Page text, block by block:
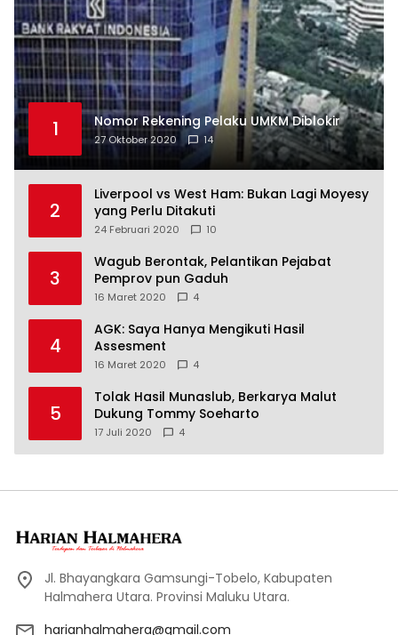
1 Nomor Rekening Pelaku UMKM Diblokir
27 Oktober 2020 14
2
Liverpool vs West Ham: Bukan Lagi Moyesy
yang Perlu Ditakuti
24 Februari 2020 10
3
Wagub Berontak, Pelantikan Pejabat
Pemprov pun Gaduh
16 Maret 2020 4
4
AGK: Saya Hanya Mengikuti Hasil
Assesment
16 Maret 2020 4
5
Tolak Hasil Munaslub, Berkarya Malut
Dukung Tommy Soeharto
17 Juli 2020 4
Jl. Bhayangkara Gamsungi-Tobelo, Kabupaten
Halmahera Utara. Provinsi Maluku Utara.
harianhalmahera@gmail.com